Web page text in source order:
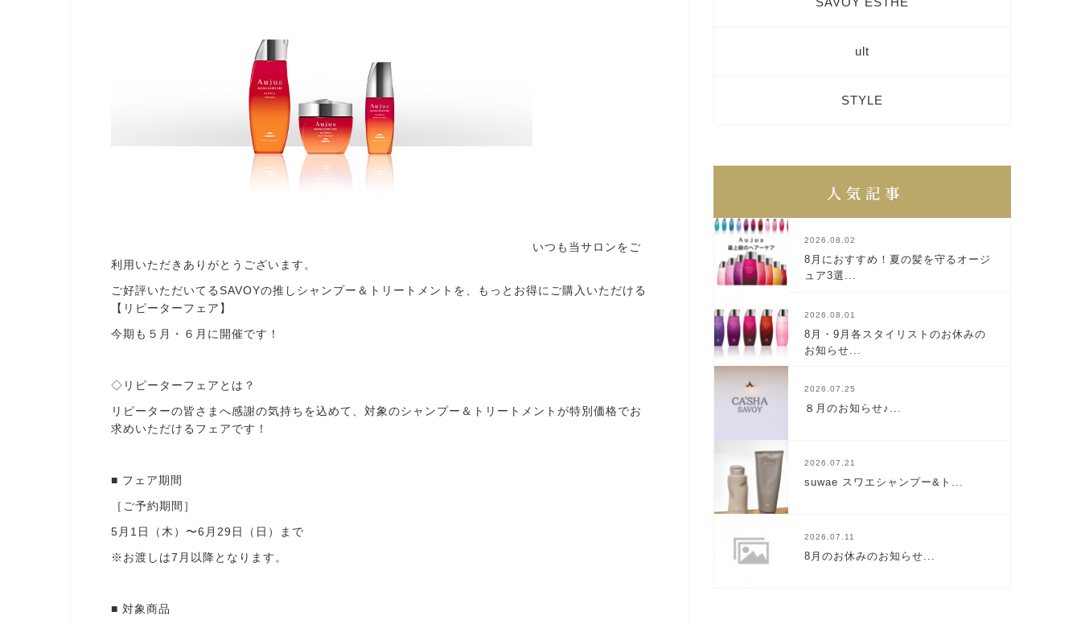
いつも当サロンをご
利用いただきありがとうございます。
ご好評いただいてるSAVOYの推しシャンプー＆トリートメントを、もっとお得にご購入いただける
【リピーターフェア】
今期も５月・６月に開催です！
◇リピーターフェアとは？
リピーターの皆さまへ感謝の気持ちを込めて、対象のシャンプー＆トリートメントが特別価格でお
求めいただけるフェアです！
■ フェア期間
［ご予約期間］
5月1日（木）〜6月29日（日）まで
※お渡しは7月以降となります。
■ 対象商品
ult
STYLE
2026.08.02
8月におすすめ！夏の髪を守るオージ
ュア3選...
2026.08.01
8月・9月各スタイリストのお休みの
お知らせ...
2026.07.25
８月のお知らせ♪...
2026.07.21
suwae スワエシャンプー&ト...
2026.07.11
8月のお休みのお知らせ...